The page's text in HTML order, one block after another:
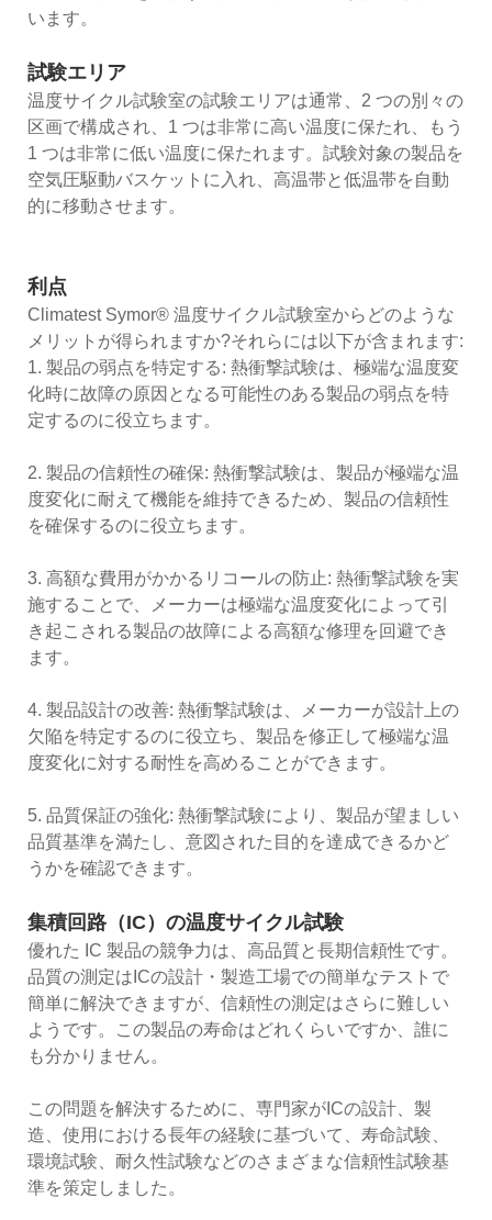
います。
試験エリア
温度サイクル試験室の試験エリアは通常、2 つの別々の
区画で構成され、1 つは非常に高い温度に保たれ、もう
1 つは非常に低い温度に保たれます。試験対象の製品を
空気圧駆動バスケットに入れ、高温帯と低温帯を自動
的に移動させます。
利点
Climatest Symor® 温度サイクル試験室からどのような
メリットが得られますか?それらには以下が含まれます:
1. 製品の弱点を特定する: 熱衝撃試験は、極端な温度変
化時に故障の原因となる可能性のある製品の弱点を特
定するのに役立ちます。
2. 製品の信頼性の確保: 熱衝撃試験は、製品が極端な温
度変化に耐えて機能を維持できるため、製品の信頼性
を確保するのに役立ちます。
3. 高額な費用がかかるリコールの防止: 熱衝撃試験を実
施することで、メーカーは極端な温度変化によって引
き起こされる製品の故障による高額な修理を回避でき
ます。
4. 製品設計の改善: 熱衝撃試験は、メーカーが設計上の
欠陥を特定するのに役立ち、製品を修正して極端な温
度変化に対する耐性を高めることができます。
5. 品質保証の強化: 熱衝撃試験により、製品が望ましい
品質基準を満たし、意図された目的を達成できるかど
うかを確認できます。
集積回路（IC）の温度サイクル試験
優れた IC 製品の競争力は、高品質と長期信頼性です。
品質の測定はICの設計・製造工場での簡単なテストで
簡単に解決できますが、信頼性の測定はさらに難しい
ようです。この製品の寿命はどれくらいですか、誰に
も分かりません。
この問題を解決するために、専門家がICの設計、製
造、使用における長年の経験に基づいて、寿命試験、
環境試験、耐久性試験などのさまざまな信頼性試験基
準を策定しました。